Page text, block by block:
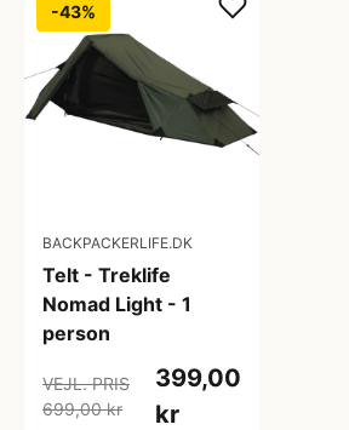
-43%
BACKPACKERLIFE.DK
Telt - Treklife
Nomad Light - 1
person
VEJL. PRIS
699,00 kr
399,00
kr